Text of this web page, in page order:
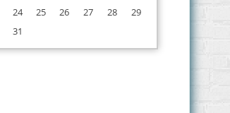
24 25 26 27 28
29
31